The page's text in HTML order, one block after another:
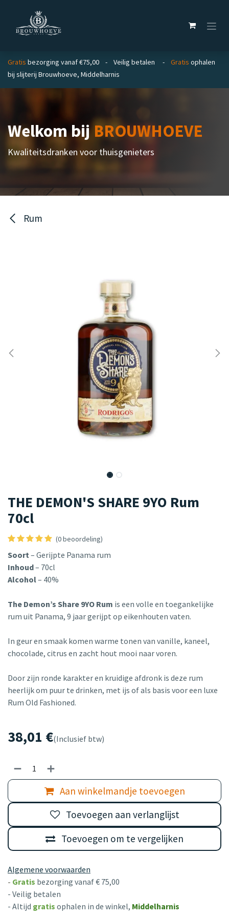
Gratis bezorging vanaf €75,00 - Veilig betalen - Gratis ophalen
bij slijterij Brouwhoeve, Middelharnis
Welkom bijBROUWHOEVE
Kwaliteitsdranken voor thuisgenieters
Rum
THE DEMON'S SHARE 9YO Rum
70cl
(0 beoordeling)
Soort– Gerijpte Panama rum
Inhoud– 70cl
Alcohol– 40%
The Demon’s Share 9YO Rum is een volle en toegankelijke
rum uit Panama, 9 jaar gerijpt op eikenhouten vaten.
In geur en smaak komen warme tonen van vanille, kaneel,
chocolade, citrus en zacht hout mooi naar voren.
Door zijn ronde karakter en kruidige afdronk is deze rum
heerlijk om puur te drinken, met ijs of als basis voor een luxe
Rum Old Fashioned.
38,01 €(Inclusief btw)
Aan winkelmandje toevoegen
Toevoegen om te vergelijken
Toevoegen aan verlanglijst
Algemene voorwaarden
- Gratis bezorging vanaf € 75,00
- Veilig betalen
- Altijd gratis ophalen in de winkel, Middelharnis